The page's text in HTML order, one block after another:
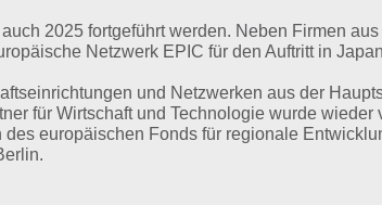
2025 fortgeführt werden. Neben Firmen
Netzwerk EPIC für den Auftritt in
und Netzwerken aus der
für Wirtschaft und Technologie wurde wieder
europäischen Fonds für regionale